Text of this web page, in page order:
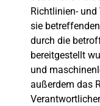
Richtlinien-
sie
durch die
bereitgestellt
und
außerdem das